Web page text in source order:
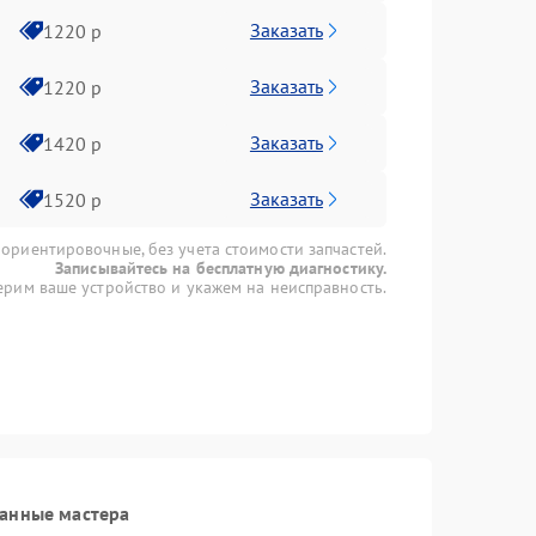
1220 р Заказать
1220 р Заказать
1420 р Заказать
1520 р Заказать
без учета стоимости запчастей.
Записывайтесь на бесплатную диагностику.
ваше устройство и укажем на неисправность.
мастера